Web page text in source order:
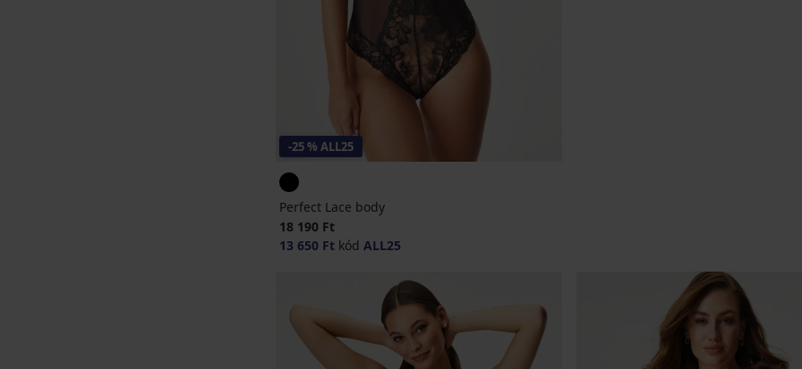
-25 % ALL25
Perfect Lace body
18 190 Ft
13 650 Ft kód ALL25